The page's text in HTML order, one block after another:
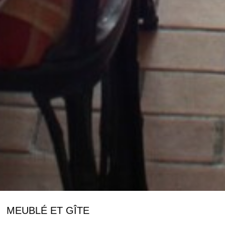
MEUBLÉ ET GÎTE